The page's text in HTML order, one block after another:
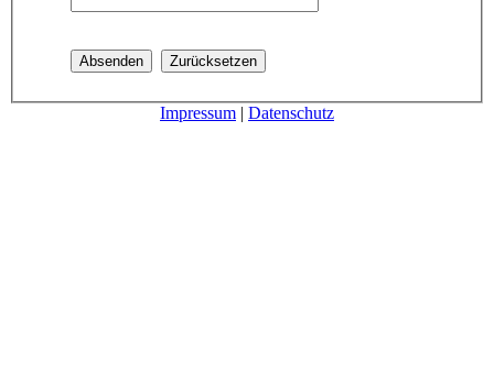
Impressum | Datenschutz